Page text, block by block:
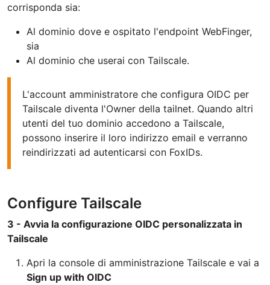
corrisponda sia:
Al dominio dove e ospitato l'endpoint WebFinger,
sia
Al dominio che userai con Tailscale.
L'account amministratore che configura OIDC per
Tailscale diventa l'Owner della tailnet. Quando altri
utenti del tuo dominio accedono a Tailscale,
possono inserire il loro indirizzo email e verranno
reindirizzati ad autenticarsi con FoxIDs.
Configure Tailscale
3 - Avvia la configurazione OIDC personalizzata in
Tailscale
Apri la console di amministrazione Tailscale e vai a
Sign up with OIDC